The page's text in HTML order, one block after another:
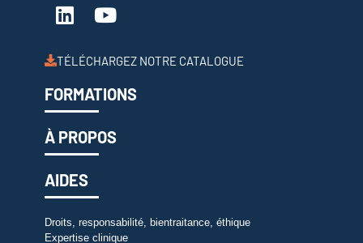
TÉLÉCHARGEZ NOTRE CATALOGUE
FORMATIONS
À PROPOS
AIDES
Droits, responsabilité, bientraitance, éthique
Expertise clinique